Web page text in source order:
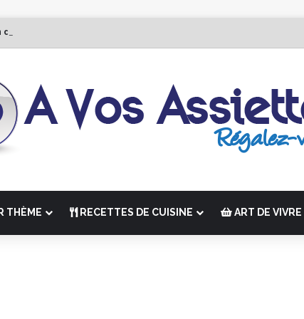
“La Semaine des Chefs” du 19 au 24 octobre 2026
THÈME RECETTES DE CUISINE ART DE VIVRE